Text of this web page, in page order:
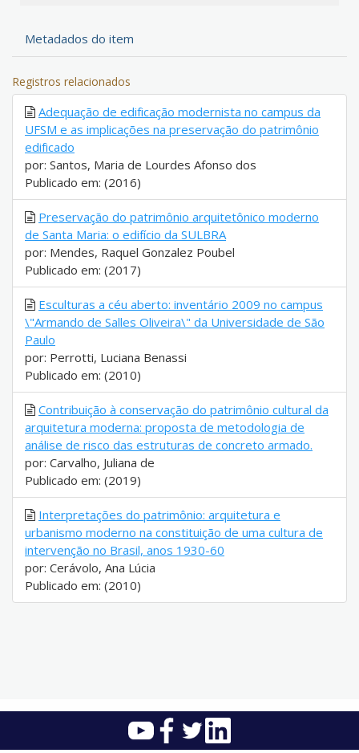
Metadados do item
Registros relacionados
Adequação de edificação modernista no campus da
UFSM e as implicações na preservação do patrimônio
edificado
por: Santos, Maria de Lourdes Afonso dos
Publicado em: (2016)
Preservação do patrimônio arquitetônico moderno
de Santa Maria: o edifício da SULBRA
por: Mendes, Raquel Gonzalez Poubel
Publicado em: (2017)
Esculturas a céu aberto: inventário 2009 no campus
\"Armando de Salles Oliveira\" da Universidade de São
Paulo
por: Perrotti, Luciana Benassi
Publicado em: (2010)
Contribuição à conservação do patrimônio cultural da
arquitetura moderna: proposta de metodologia de
análise de risco das estruturas de concreto armado.
por: Carvalho, Juliana de
Publicado em: (2019)
Interpretações do patrimônio: arquitetura e
urbanismo moderno na constituição de uma cultura de
intervenção no Brasil, anos 1930-60
por: Cerávolo, Ana Lúcia
Publicado em: (2010)